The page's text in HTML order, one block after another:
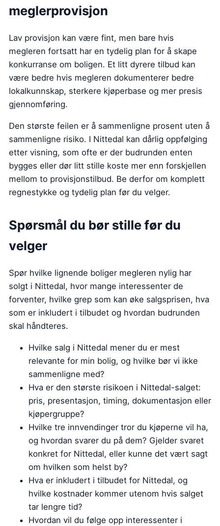
meglerprovisjon
Lav provisjon kan være fint, men bare hvis
megleren fortsatt har en tydelig plan for å skape
konkurranse om boligen. Et litt dyrere tilbud kan
være bedre hvis megleren dokumenterer bedre
lokalkunnskap, sterkere kjøperbase og mer presis
gjennomføring.
Den største feilen er å sammenligne prosent uten å
sammenligne risiko. I Nittedal kan dårlig oppfølging
etter visning, som ofte er der budrunden enten
bygges eller dør litt stille koste mer enn forskjellen
mellom to provisjonstilbud. Be derfor om komplett
regnestykke og tydelig plan før du velger.
Spørsmål du bør stille før du
velger
Spør hvilke lignende boliger megleren nylig har
solgt i Nittedal, hvor mange interessenter de
forventer, hvilke grep som kan øke salgsprisen, hva
som er inkludert i tilbudet og hvordan budrunden
skal håndteres.
Hvilke salg i Nittedal mener du er mest
relevante for min bolig, og hvilke bør vi ikke
sammenligne med?
Hva er den største risikoen i Nittedal-salget:
pris, presentasjon, timing, dokumentasjon eller
kjøpergruppe?
Hvilke tre innvendinger tror du kjøperne vil ha,
og hvordan svarer du på dem? Gjelder svaret
konkret for Nittedal, eller kunne det vært sagt
om hvilken som helst by?
Hva er inkludert i tilbudet for Nittedal, og
hvilke kostnader kommer utenom hvis salget
tar lengre tid?
Hvordan vil du følge opp interessenter i